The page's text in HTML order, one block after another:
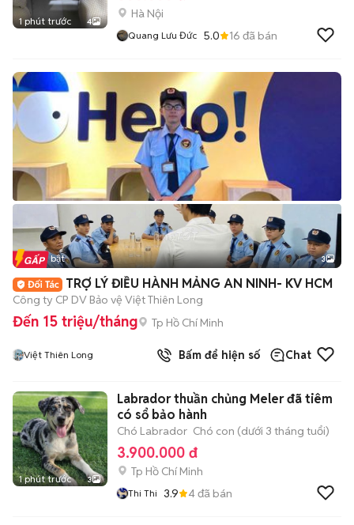
1 phút trước 4
Hà Nội
Quang Lưu Đức 5.0 16 đã bán
Tin nổi bật 3
TRỢ LÝ ĐIỀU HÀNH MẢNG AN NINH- KV HCM
Công ty CP DV Bảo vệ Việt Thiên Long
Đến 15 triệu/tháng Tp Hồ Chí Minh
Việt Thiên Long Bấm để hiện số Chat
1 phút trước 3
Labrador thuần chủng Meler đã tiêm
có sổ bảo hành
Chó Labrador Chó con (dưới 3 tháng tuổi)
3.900.000 đ
Tp Hồ Chí Minh
Thi Thi 3.9 4đã bán